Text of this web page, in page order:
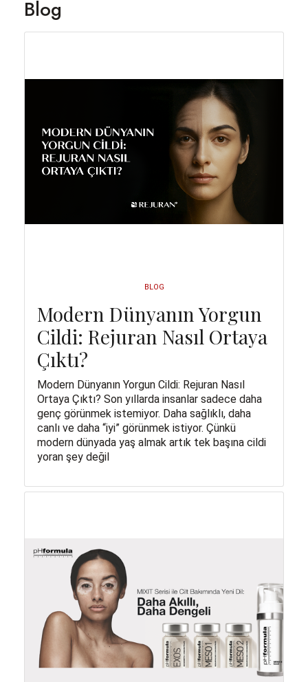
Blog
BLOG
Modern Dünyanın Yorgun
Cildi: Rejuran Nasıl Ortaya
Çıktı?
Modern Dünyanın Yorgun Cildi: Rejuran Nasıl
Ortaya Çıktı? Son yıllarda insanlar sadece daha
genç görünmek istemiyor. Daha sağlıklı, daha
canlı ve daha “iyi” görünmek istiyor. Çünkü
modern dünyada yaş almak artık tek başına cildi
yoran şey değil